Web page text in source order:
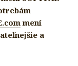
mení
a